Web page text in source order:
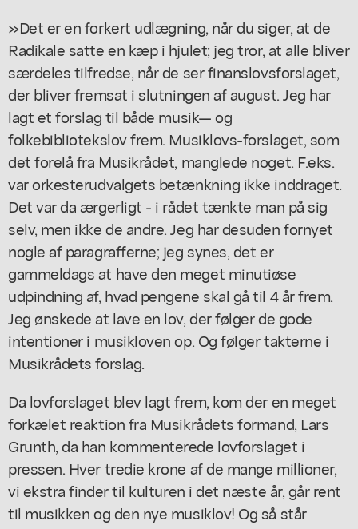
»Det er en forkert udlægning, når du siger, at de
Radikale satte en kæp i hjulet; jeg tror, at alle bliver
særdeles tilfredse, når de ser finanslovsforslaget,
der bliver fremsat i slutningen af august. Jeg har
lagt et forslag til både musik— og
folkebibliotekslov frem. Musiklovs-forslaget, som
det forelå fra Musikrådet, manglede noget. F.eks.
var orkesterudvalgets betænkning ikke inddraget.
Det var da ærgerligt - i rådet tænkte man på sig
selv, men ikke de andre. Jeg har desuden fornyet
nogle af paragrafferne; jeg synes, det er
gammeldags at have den meget minutiøse
udpindning af, hvad pengene skal gå til 4 år frem.
Jeg ønskede at lave en lov, der følger de gode
intentioner i musikloven op. Og følger takterne i
Musikrådets forslag.
Da lovforslaget blev lagt frem, kom der en meget
forkælet reaktion fra Musikrådets formand, Lars
Grunth, da han kommenterede lovforslaget i
pressen. Hver tredie krone af de mange millioner,
vi ekstra finder til kulturen i det næste år, går rent
til musikken og den nye musiklov! Og så står